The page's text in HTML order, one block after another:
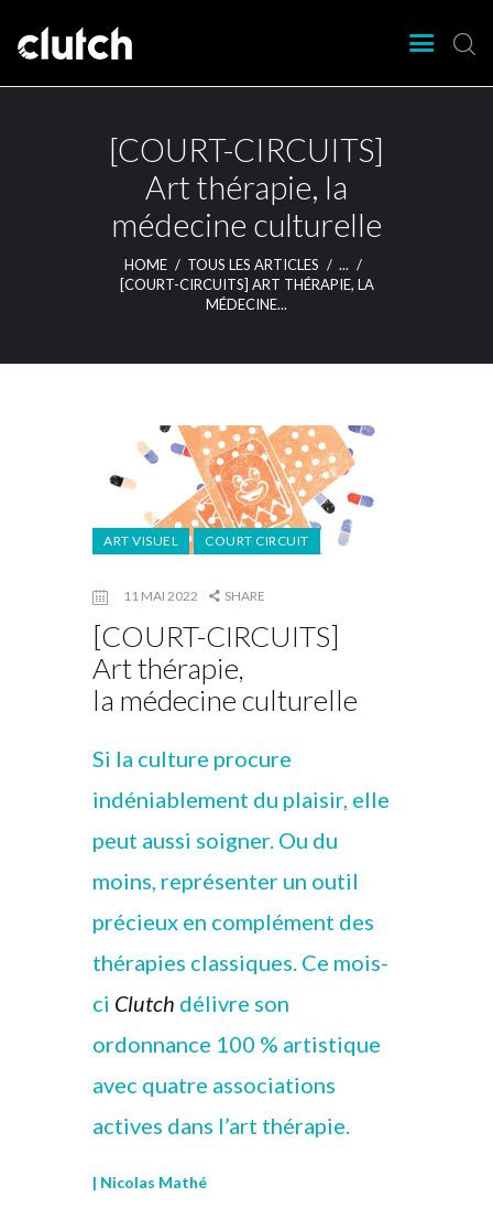
[COURT-CIRCUITS]
Art thérapie, la
médecine culturelle
HOME TOUS LES ARTICLES
...
[COURT-CIRCUITS] ART THÉRAPIE, LA
MÉDECINE...
Clutch Webzine
Agenda
Nos éditions
Magazine
Articles
Lieux
ART VISUEL COURT CIRCUIT
11 MAI 2022 SHARE
[COURT-CIRCUITS]
Art thérapie,
la médecine culturelle
Si la culture procure
indéniablement du plaisir, elle
peut aussi soigner. Ou du
moins, représenter un outil
précieux en complément des
thérapies classiques. Ce mois-
ci Clutch délivre son
ordonnance 100 % artistique
avec quatre associations
actives dans l’art thérapie.
| Nicolas Mathé